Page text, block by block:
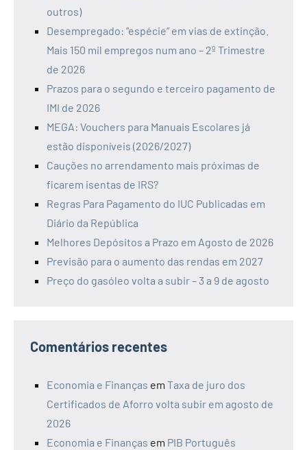
outros)
Desempregado: “espécie” em vias de extinção.
Mais 150 mil empregos num ano – 2º Trimestre
de 2026
Prazos para o segundo e terceiro pagamento de
IMI de 2026
MEGA: Vouchers para Manuais Escolares já
estão disponíveis (2026/2027)
Cauções no arrendamento mais próximas de
ficarem isentas de IRS?
Regras Para Pagamento do IUC Publicadas em
Diário da República
Melhores Depósitos a Prazo em Agosto de 2026
Previsão para o aumento das rendas em 2027
Preço do gasóleo volta a subir – 3 a 9 de agosto
Comentários recentes
Economia e Finanças em Taxa de juro dos
Certificados de Aforro volta subir em agosto de
2026
Economia e Finanças em PIB Português